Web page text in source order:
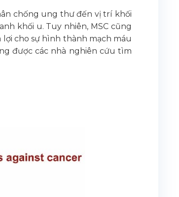
chống ung thư đến vị trí khối
khối u. Tuy nhiên, MSC cũng
cho sự hình thành mạch máu
được các nhà nghiên cứu tìm